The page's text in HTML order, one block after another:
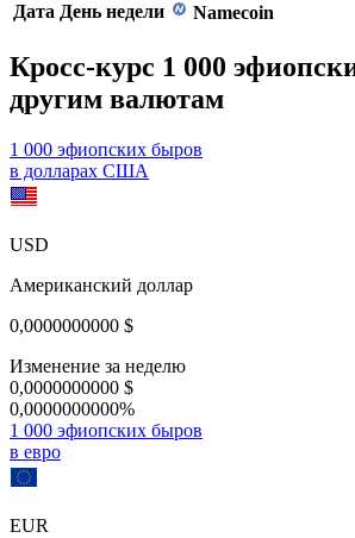
Дата День недели Namecoin
Кросс-курс 1 000
другим валютам
1 000 эфиопских быров
в долларах США
USD
Американский доллар
0,0000000000 $
Изменение за неделю
0,0000000000 $
0,0000000000%
1 000 эфиопских быров
в евро
EUR